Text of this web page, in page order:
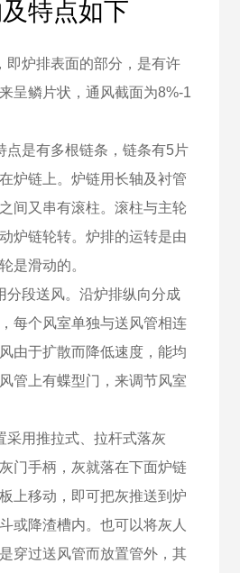
特点如下
即炉排表面的部分，是有许
呈鳞片状，通风截面为8%-1
点是有多根链条，链条有5片
炉链上。炉链用长轴及衬管
间又串有滚柱。滚柱与主轮
炉链轮转。炉排的运转是由
是滑动的。
分段送风。沿炉排纵向分成
每个风室单独与送风管相连
由于扩散而降低速度，能均
管上有蝶型门，来调节风室
采用推拉式、拉杆式落灰
门手柄，灰就落在下面炉链
上移动，即可把灰推送到炉
或降渣槽内。也可以将灰人
穿过送风管而放置管外，其